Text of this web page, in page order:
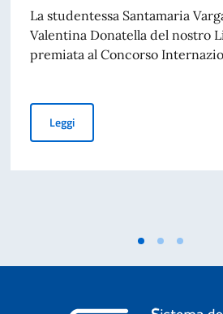
soporte educativo / Sostegni per gli
La studentessa Santamaria
Valentina Donatella del nostro
premiata al Concorso
LeggiVincitrice del Concorso